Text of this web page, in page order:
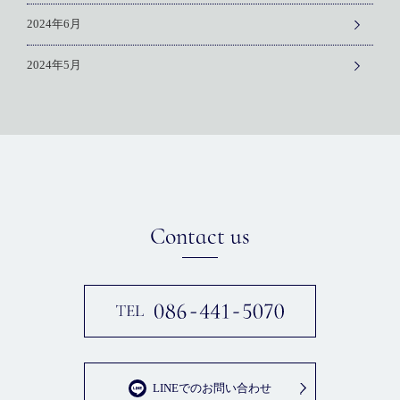
2024年6月
2024年5月
Contact us
LINEでのお問い合わせ